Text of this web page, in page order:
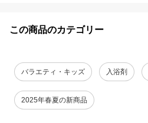
この商品のカテゴリー
バラエティ・キッズ 入浴剤
2025年春夏の新商品